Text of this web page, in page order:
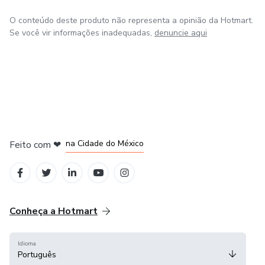
Você recebe o mapa prático de um Advogado
Empreendedor que tem "pele em jogo" e que testa, valida
O conteúdo deste produto não representa a opinião da Hotmart.
Se você vir informações inadequadas, denuncie aqui
Feito com ❤ na Cidade do México
Conheça a Hotmart
Idioma
Português